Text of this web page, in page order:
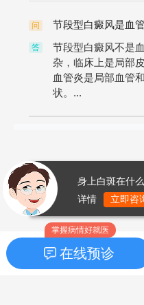
问 节段型白癜风是血
答
节段型白癜风不是
杂，临床上是局部
血管炎是局部血管
状。...
掌握病情好就医
在线预诊
身上白斑在什
详情
立即咨